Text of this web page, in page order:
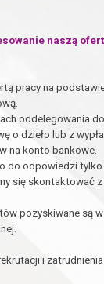
naszą
pracy na
oddelegowania
o dzieło lub z
na konto bankowe.
do odpowiedzi tylko
się skontaktować
pozyskiwane są
i zatrudnienia